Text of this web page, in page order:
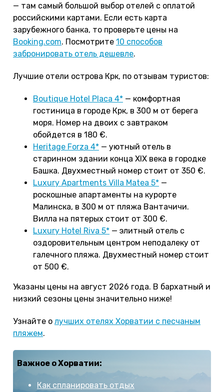
— там самый большой выбор отелей с оплатой
российскими картами. Если есть карта
зарубежного банка, то проверьте цены на
Booking.com. Посмотрите 10 способов
забронировать отель дешевле.
Лучшие отели острова Крк, по отзывам туристов:
Boutique Hotel Placa 4* — комфортная
гостиница в городе Крк, в 300 м от берега
моря. Номер на двоих с завтраком
обойдется в 180 €.
Heritage Forza 4* — уютный отель в
старинном здании конца XIX века в городке
Башка. Двухместный номер стоит от 350 €.
Luxury Apartments Villa Matea 5* —
роскошные апартаменты на курорте
Малинска, в 300 м от пляжа Вантачичи.
Вилла на пятерых стоит от 300 €.
Luxury Hotel Riva 5* — элитный отель с
оздоровительным центром неподалеку от
галечного пляжа. Двухместный номер стоит
от 500 €.
Указаны цены на август 2026 года. В бархатный и
низкий сезоны цены значительно ниже!
Узнайте о лучших отелях Хорватии с песчаным
пляжем.
Важное о Хорватии:
Как спланировать отдых